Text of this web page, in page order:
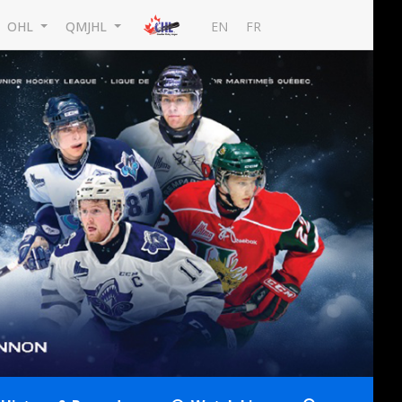
OHL QMJHL EN FR